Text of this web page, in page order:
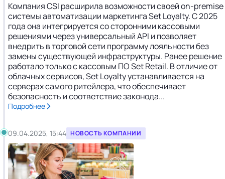
Компания CSI расширила возможности своей on-premise
системы автоматизации маркетинга Set Loyalty. С 2025
года она интегрируется со сторонними кассовыми
решениями через универсальный API и позволяет
внедрить в торговой сети программу лояльности без
замены существующей инфраструктуры. Ранее решение
работало только с кассовым ПО Set Retail. В отличие от
облачных сервисов, Set Loyalty устанавливается на
серверах самого ритейлера, что обеспечивает
безопасность и соответствие законода...
Подробнее
09.04.2025, 15:44 НОВОСТЬ КОМПАНИИ